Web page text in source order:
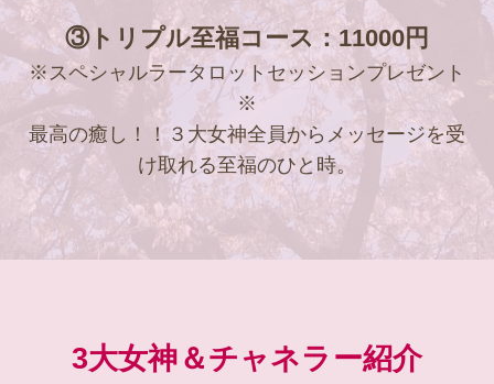
③トリプル至福コース：11000円
※スペシャルラータロットセッションプレゼント
※
最高の癒し！！３大女神全員からメッセージを受
け取れる至福のひと時。
3大女神＆チャネラー紹介